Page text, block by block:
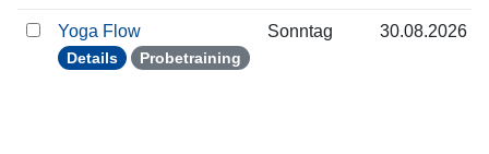
Yoga Flow
Details Probetraining
Sonntag 30.08.2026